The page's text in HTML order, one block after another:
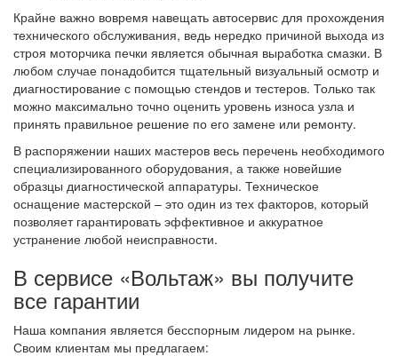
Крайне важно вовремя навещать автосервис для прохождения
технического обслуживания, ведь нередко причиной выхода из
строя моторчика печки является обычная выработка смазки. В
любом случае понадобится тщательный визуальный осмотр и
диагностирование с помощью стендов и тестеров. Только так
можно максимально точно оценить уровень износа узла и
принять правильное решение по его замене или ремонту.
В распоряжении наших мастеров весь перечень необходимого
специализированного оборудования, а также новейшие
образцы диагностической аппаратуры. Техническое
оснащение мастерской – это один из тех факторов, который
позволяет гарантировать эффективное и аккуратное
устранение любой неисправности.
В сервисе «Вольтаж» вы получите
все гарантии
Наша компания является бесспорным лидером на рынке.
Своим клиентам мы предлагаем: